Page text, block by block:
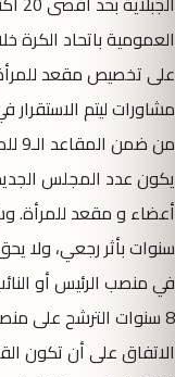
العمومية باتحاد الكرة
على تخصيص مقعد للمرأة
مشاورات ليتم
في منصب الرئيس أو
8 سنوات الترشح على
الاتفاق على أن تكون